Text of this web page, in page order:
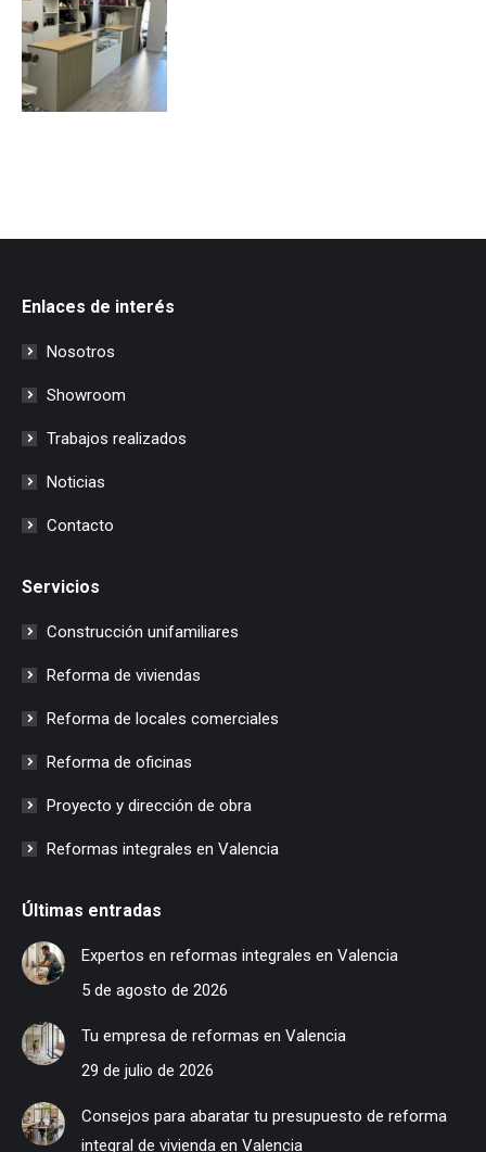
Enlaces de interés
Nosotros
Showroom
Trabajos realizados
Noticias
Contacto
Servicios
Construcción unifamiliares
Reforma de viviendas
Reforma de locales comerciales
Reforma de oficinas
Proyecto y dirección de obra
Reformas integrales en Valencia
Últimas entradas
Expertos en reformas integrales en Valencia
5 de agosto de 2026
Tu empresa de reformas en Valencia
29 de julio de 2026
Consejos para abaratar tu presupuesto de reforma
integral de vivienda en Valencia